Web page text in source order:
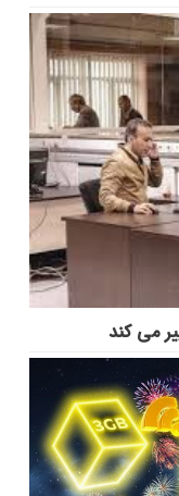
می کند